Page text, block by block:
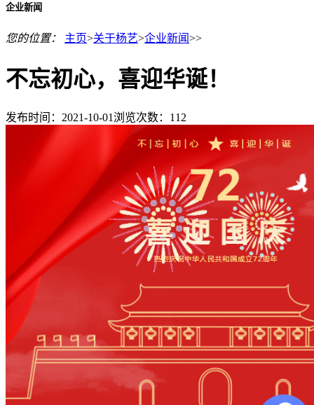
企业新闻
您的位置： 主页>关于杨艺>企业新闻>>
不忘初心，喜迎华诞！
发布时间：2021-10-01 浏览次数： 112